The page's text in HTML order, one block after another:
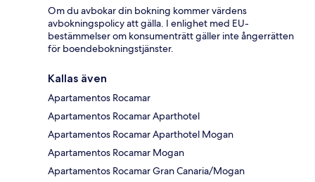
Om du avbokar din bokning kommer värdens
avbokningspolicy att gälla. I enlighet med EU-
bestämmelser om konsumenträtt gäller inte ångerrätten
för boendebokningstjänster.
Kallas även
Apartamentos Rocamar
Apartamentos Rocamar Aparthotel
Apartamentos Rocamar Aparthotel Mogan
Apartamentos Rocamar Mogan
Apartamentos Rocamar Gran Canaria/Mogan